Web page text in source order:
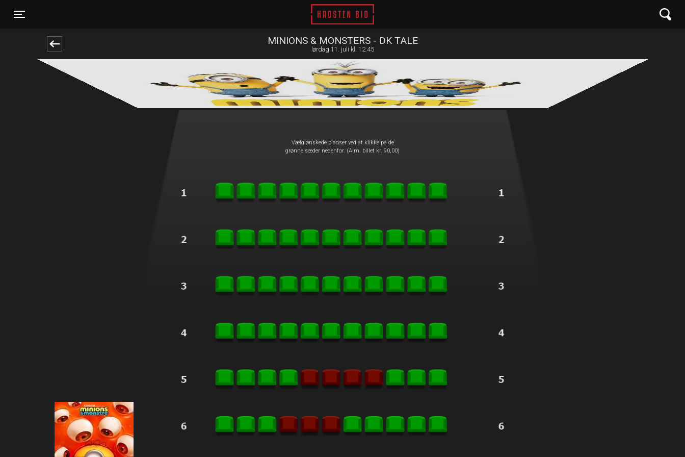
Hadsten Bio
MINIONS & MONSTERS - DK TALE
lørdag 11. juli kl. 12:45
Vælg ønskede pladser ved at klikke på de
grønne sæder nedenfor. (Alm. billet kr. 90,00)
1step-front02 045832